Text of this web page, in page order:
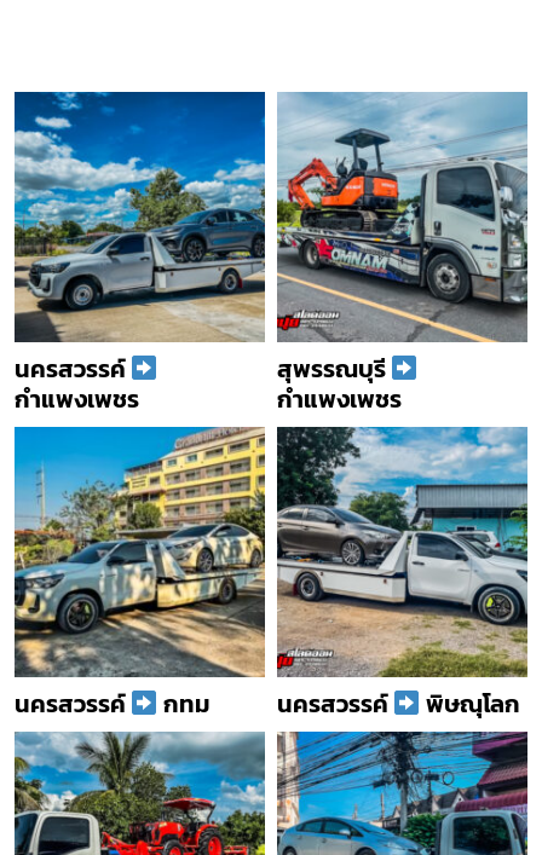
นครสวรรค์
กำแพงเพชร
สุพรรณบุรี
กำแพงเพชร
นครสวรรค์ กทม นครสวรรค์ พิษณุโลก